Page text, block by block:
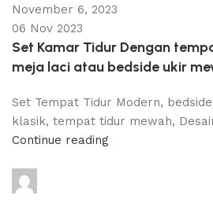
November 6, 2023
06 Nov 2023
Set Kamar Tidur Dengan
meja laci atau bedside ukir
Set Tempat Tidur Modern,
klasik, tempat tidur mewah,
Continue reading